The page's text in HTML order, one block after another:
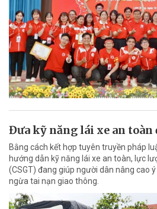
Đưa kỹ năng lái xe an toàn
Bằng cách kết hợp tuyên truyền pháp
hướng dẫn kỹ năng lái xe an toàn, lực
(CSGT) đang giúp người dân nâng cao
ngừa tai nạn giao thông.